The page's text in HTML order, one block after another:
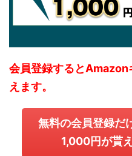
会員登録すると
えます。
無料の会員登録だ
1,000円が貰